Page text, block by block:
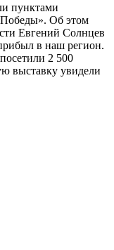
пунктами
Победы». Об этом
Евгений Солнцев
в наш регион.
2 500
выставку увидели